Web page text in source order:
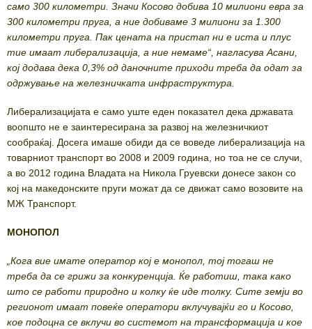
само 300 километри. Значи Косово добива 10 милиони евра за
300 километри пруга, а ние добиваме 3 милиони за 1.300
километри пруга. Пак цената на пристап ни е иста и плус
тие имаат либерализација, а ние немаме“, нагласува Асани,
кој додава дека 0,3% од даночните приходи треба да одат за
одржување на железничката инфраструктура.
Либерализацијата е само уште еден показател дека државата
воопшто не е заинтересирана за развој на железничкиот
сообраќај. Досега имаше обиди да се воведе либерализација на
товарниот транспорт во 2008 и 2009 година, но тоа не се случи,
а во 2012 година Владата на Никола Груевски донесе закон со
кој на македонските пруги можат да се движат само возовите на
МЖ Транспорт.
МОНОПОЛ
„Кога вие имате оператор кој е монопол, тој тогаш не
треба да се грижи за конкуренција. Ќе работиш, така како
што се работи природно и колку ќе иде толку. Сите земји во
регионот имаат повеќе оператори вклучувајќи го и Косово,
кое подоцна се вклучи во системот на трансформација и кое